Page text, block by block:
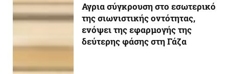
Αγρια σύγκρουση στο εσωτερικό
της σιωνιστικής οντότητας,
ενόψει της εφαρμογής της
δεύτερης φάσης στη Γάζα